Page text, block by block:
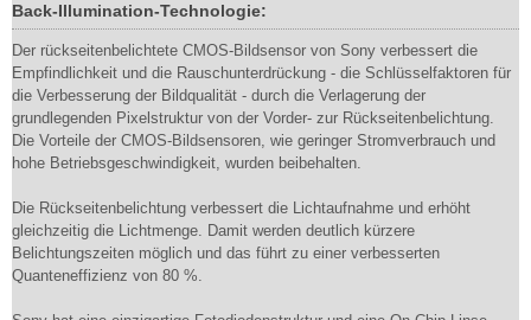
Back-Illumination-Technologie:
Der rückseitenbelichtete CMOS-Bildsensor von Sony verbessert die
Empfindlichkeit und die Rauschunterdrückung - die Schlüsselfaktoren für
die Verbesserung der Bildqualität - durch die Verlagerung der
grundlegenden Pixelstruktur von der Vorder- zur Rückseitenbelichtung.
Die Vorteile der CMOS-Bildsensoren, wie geringer Stromverbrauch und
hohe Betriebsgeschwindigkeit, wurden beibehalten.
Die Rückseitenbelichtung verbessert die Lichtaufnahme und erhöht
gleichzeitig die Lichtmenge. Damit werden deutlich kürzere
Belichtungszeiten möglich und das führt zu einer verbesserten
Quanteneffizienz von 80 %.